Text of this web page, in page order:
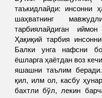
таъкидлайди: инсонни
шаҳватнинг
тарбиялайдиган
Ҳақиқий тарбия
Балки унга нафсни
ёшларга ҳаётдан воз
яшашни таълим
қил, илм ол, касбу
бахтли бўл, лекин